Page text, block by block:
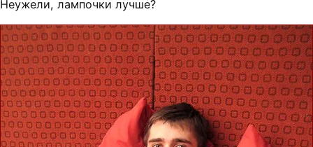
Неужели, лампочки лучше?